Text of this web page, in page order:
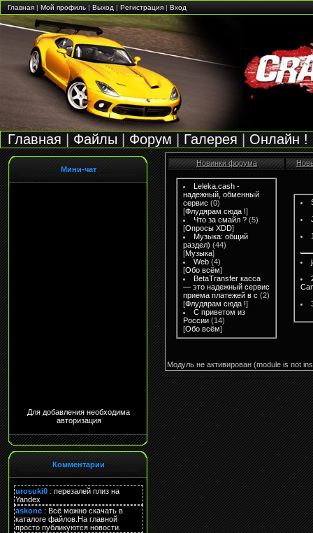
Главная | Мой профиль | Выход | Регистрация | Вход
Главная|Файлы|Форум|Галерея|Онлайн !
Мини-чат
Для добавления необходима
авторизация
Комментарии
urosuki0 : перезалей плиз на
Yandex
askone : Всё можно скачать в
каталоге файлов.На главной
просто публикуются новости.
Новинки форума
Leleka.cash -
надежный, обменный
сервис (0)
[Флудярам сюда !]
Что за смайл ? (5)
[Опросы XDD]
Музыка: общий
раздел) (44)
[Музыка]
Web (4)
[Обо всём]
BetaTransfer касса
— это надежный сервис
приема платежей в с (2)
[Флудярам сюда !]
С приветом из
России (14)
[Обо всём]
Модуль не активирован (module is not